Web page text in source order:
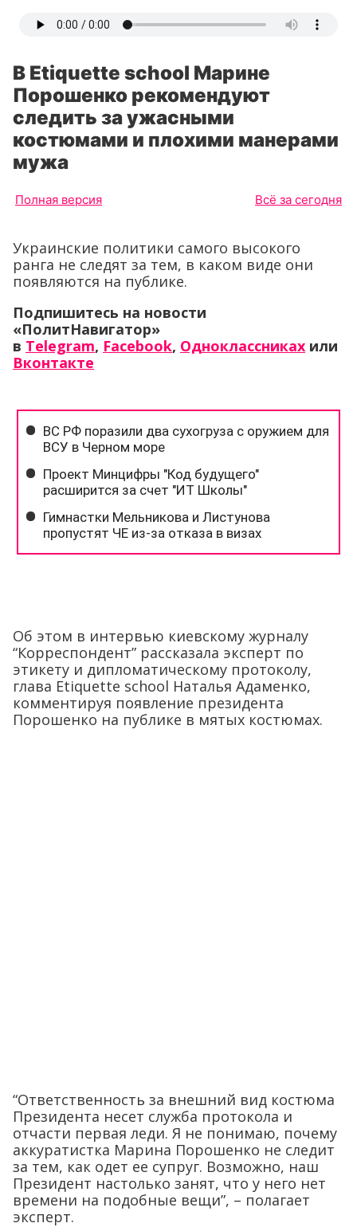
В Etiquette school Марине
Порошенко рекомендуют
следить за ужасными
костюмами и плохими манерами
мужа
Полная версия Всё за сегодня
Украинские политики самого высокого
ранга не следят за тем, в каком виде они
появляются на публике.
Подпишитесь на новости
«ПолитНавигатор»
в Telegram, Facebook, Одноклассниках или
Вконтакте
Об этом в интервью киевскому журналу
“Корреспондент” рассказала эксперт по
этикету и дипломатическому протоколу,
глава Etiquette school Наталья Адаменко,
комментируя появление президента
Порошенко на публике в мятых костюмах.
“Ответственность за внешний вид костюма
Президента несет служба протокола и
отчасти первая леди. Я не понимаю, почему
аккуратистка Марина Порошенко не следит
за тем, как одет ее супруг. Возможно, наш
Президент настолько занят, что у него нет
времени на подобные вещи”, – полагает
эксперт.